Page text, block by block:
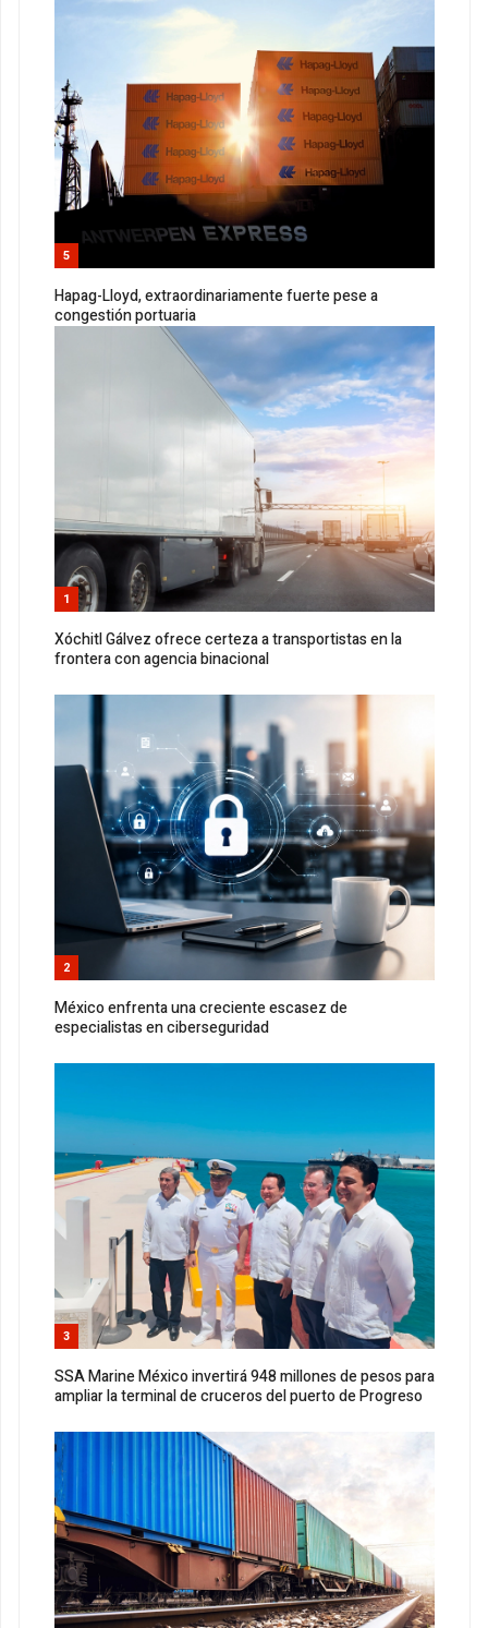
5
Hapag-Lloyd, extraordinariamente fuerte pese a
congestión portuaria
1
Xóchitl Gálvez ofrece certeza a transportistas en la
frontera con agencia binacional
2
México enfrenta una creciente escasez de
especialistas en ciberseguridad
3
SSA Marine México invertirá 948 millones de pesos para
ampliar la terminal de cruceros del puerto de Progreso